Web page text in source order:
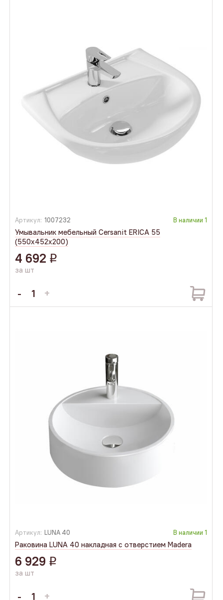
Артикул: 1007232 В наличии 1
Умывальник мебельный Cersanit ERICA 55
(550х452х200)
4 692 q
за шт
Артикул: LUNA 40 В наличии 1
Раковина LUNA 40 накладная с отверстием Madera
6 929 q
за шт